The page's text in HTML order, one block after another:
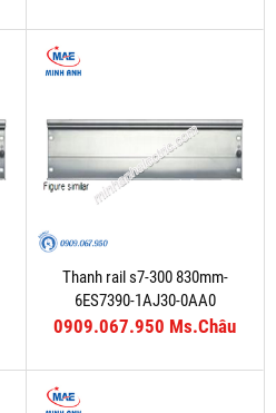
Thanh rail s7-300 830mm-
6ES7390-1AJ30-0AA0
0909.067.950 Ms.Châu